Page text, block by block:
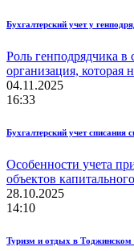
Бухгалтерский учет у
Роль генподрядчика в
организация, которая
04.11.2025
16:33
Бухгалтерский учет списания
Особенности учета
объектов
28.10.2025
14:10
Туризм и отдых в Тоджинском